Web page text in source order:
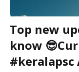
Top new
know
#keralapsc